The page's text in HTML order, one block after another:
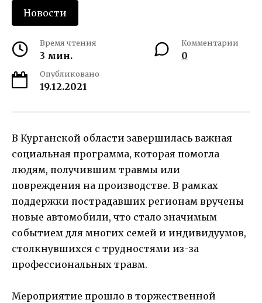
Новости
Время чтения
3 мин.
Комментарии
0
Опубликовано
19.12.2021
В Курганской области завершилась важная
социальная программа, которая помогла
людям, получившим травмы или
повреждения на производстве. В рамках
поддержки пострадавших регионам вручены
новые автомобили, что стало значимым
событием для многих семей и индивидуумов,
столкнувшихся с трудностями из-за
профессиональных травм.
Мероприятие прошло в торжественной